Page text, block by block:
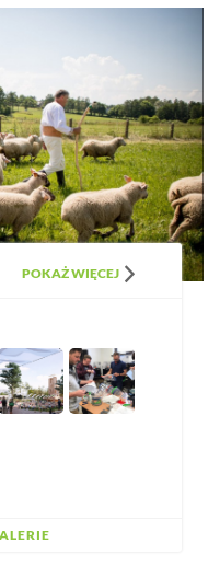
POKAŻ WIĘCEJ